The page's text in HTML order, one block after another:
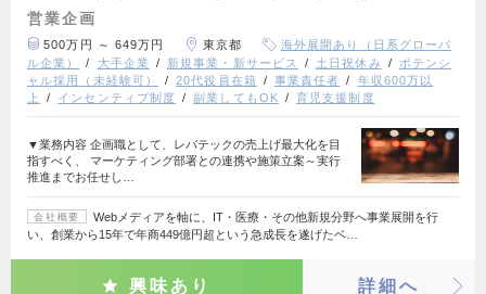
営業企画
500万円 ～ 649万円 東京都
海外展開あり（日系グローバ
ル企業）
大手企業 新規事業・新サービス 土日祝休み
ポテンシ
ャル採用（未経験可）
20代役員在籍 事業責任者
年収600万以
上
インセンティブ制度 副業してもOK 育児支援制度
▼業務内容 企画職として、レバテックの売上げ最大化を目
指すべく、 マーケティング部署との連携や施策立案～実行
推進までお任せし…
会社概要
Webメディアを軸に、IT・医療・その他新規分野へ事業展開を行
い、創業から15年で年商449億円超という急成長を遂げたベ…
興味あり 詳細へ